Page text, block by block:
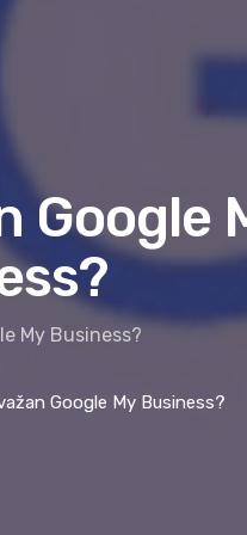
Google
My Business?
Google My Business?